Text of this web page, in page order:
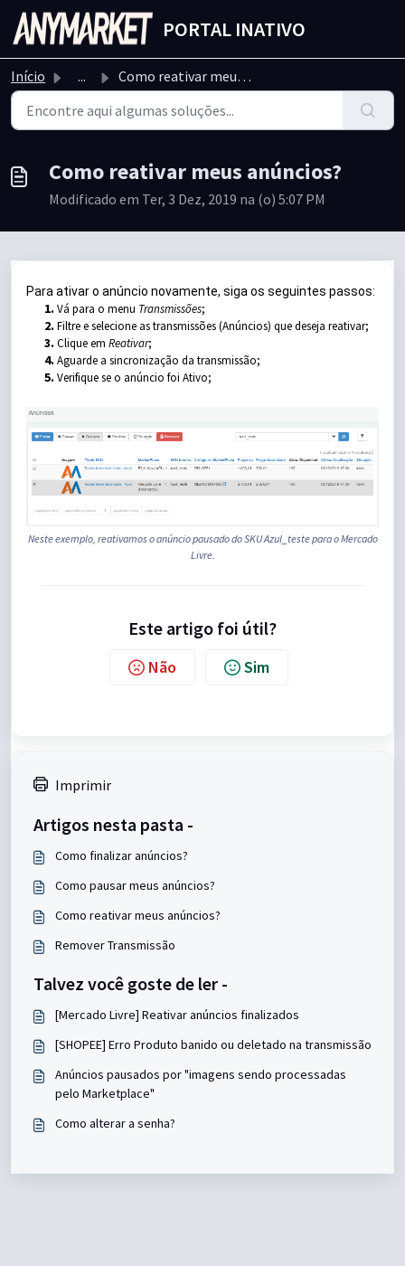
Ir para o conteúdo principal
PORTAL INATIVO
Início ... Como reativar meus anúncios?
Como reativar meus anúncios?
Modificado em Ter, 3 Dez, 2019 na (o) 5:07 PM
Para ativar o anúncio novamente, siga os seguintes passos:
1. Vá para o menu Transmissões;
2. Filtre e selecione as transmissões (Anúncios) que deseja reativar;
3. Clique em Reativar;
4. Aguarde a sincronização da transmissão;
5. Verifique se o anúncio foi Ativo;
Neste exemplo, reativamos o anúncio pausado do SKU Azul_teste para o Mercado
Livre.
Este artigo foi útil?
Não Sim
Imprimir
Artigos nesta pasta -
Como finalizar anúncios?
Como pausar meus anúncios?
Como reativar meus anúncios?
Remover Transmissão
Talvez você goste de ler -
[Mercado Livre] Reativar anúncios finalizados
[SHOPEE] Erro Produto banido ou deletado na transmissão
Anúncios pausados por "imagens sendo processadas
pelo Marketplace"
Como alterar a senha?